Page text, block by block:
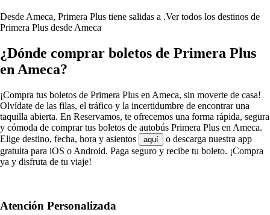
Desde Ameca, Primera Plus tiene salidas a .Ver todos los destinos de
Primera Plus desde Ameca
¿Dónde comprar boletos de Primera Plus
en Ameca?
¡Compra tus boletos de Primera Plus en Ameca, sin moverte de casa!
Olvídate de las filas, el tráfico y la incertidumbre de encontrar una
taquilla abierta. En Reservamos, te ofrecemos una forma rápida, segura
y cómoda de comprar tus boletos de autobús Primera Plus en Ameca.
Elige destino, fecha, hora y asientos
aquí
o descarga nuestra app
gratuita para iOS o Android. Paga seguro y recibe tu boleto. ¡Compra
ya y disfruta de tu viaje!
Atención Personalizada